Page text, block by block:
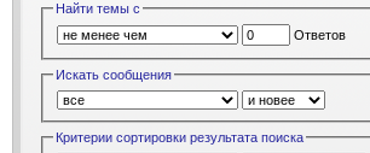
Найти темы с
Ответов
Искать сообщения
Критерии сортировки результата поиска